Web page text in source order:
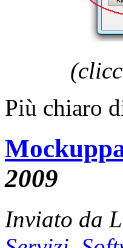
Più chiaro
2009
Inviato da